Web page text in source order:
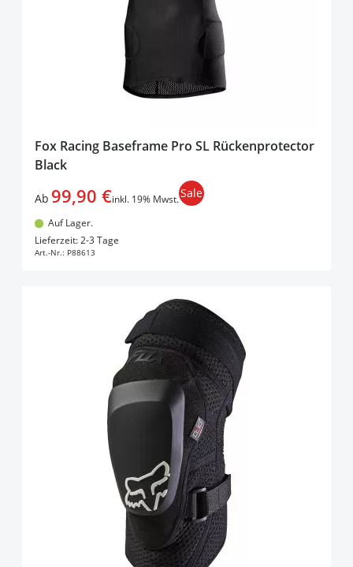
Fox Racing Baseframe Pro SL Rückenprotector
Black
Ab 99,90 €inkl. 19% Mwst.Sale
Auf Lager.
Lieferzeit: 2-3 Tage
Art.-Nr.: P88613